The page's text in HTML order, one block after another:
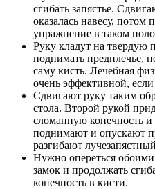
сгибать запястье.
оказалась навесу,
упражнение в таком
Руку кладут на твердую
поднимать предплечье,
саму кисть. Лечебная
очень эффективной,
Сдвигают руку таким
стола. Второй рукой
сломанную конечность
поднимают и опускают
разгибают
Нужно опереться
замок и продолжать
конечность в кисти.